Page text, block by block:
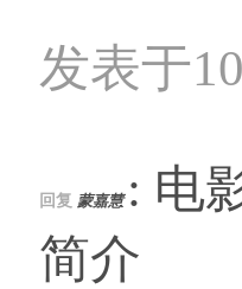
发表于
回复 蒙嘉慧 : 电
简介